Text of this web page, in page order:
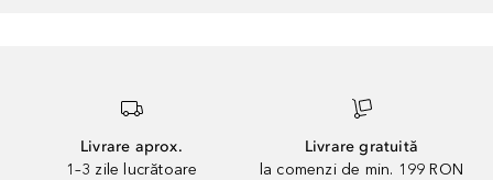
Livrare aprox.
1–3 zile lucrătoare
Livrare gratuită
la comenzi de min. 199 RON